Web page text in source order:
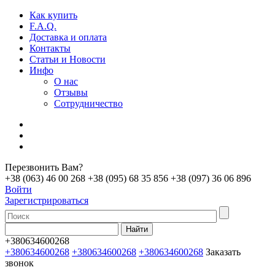
Как купить
F.A.Q.
Доставка и оплата
Контакты
Статьи и Новости
Инфо
О нас
Отзывы
Сотрудничество
Перезвонить Вам?
+38 (063) 46 00 268 +38 (095) 68 35 856 +38 (097) 36 06 896
Войти
Зарегистрироваться
+380634600268
+380634600268 +380634600268 +380634600268 Заказать
звонок